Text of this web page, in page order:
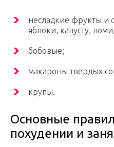
несладкие фрукты и
яблоки, капусту,
бобовые;
макароны твердых
крупы.
Основные
похудении и